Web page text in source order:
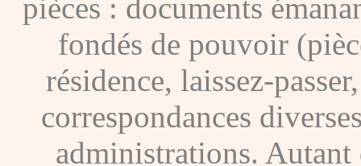
pièces : documents
fondés de pouvoir
résidence, laissez-
correspondances
administrations. Autant